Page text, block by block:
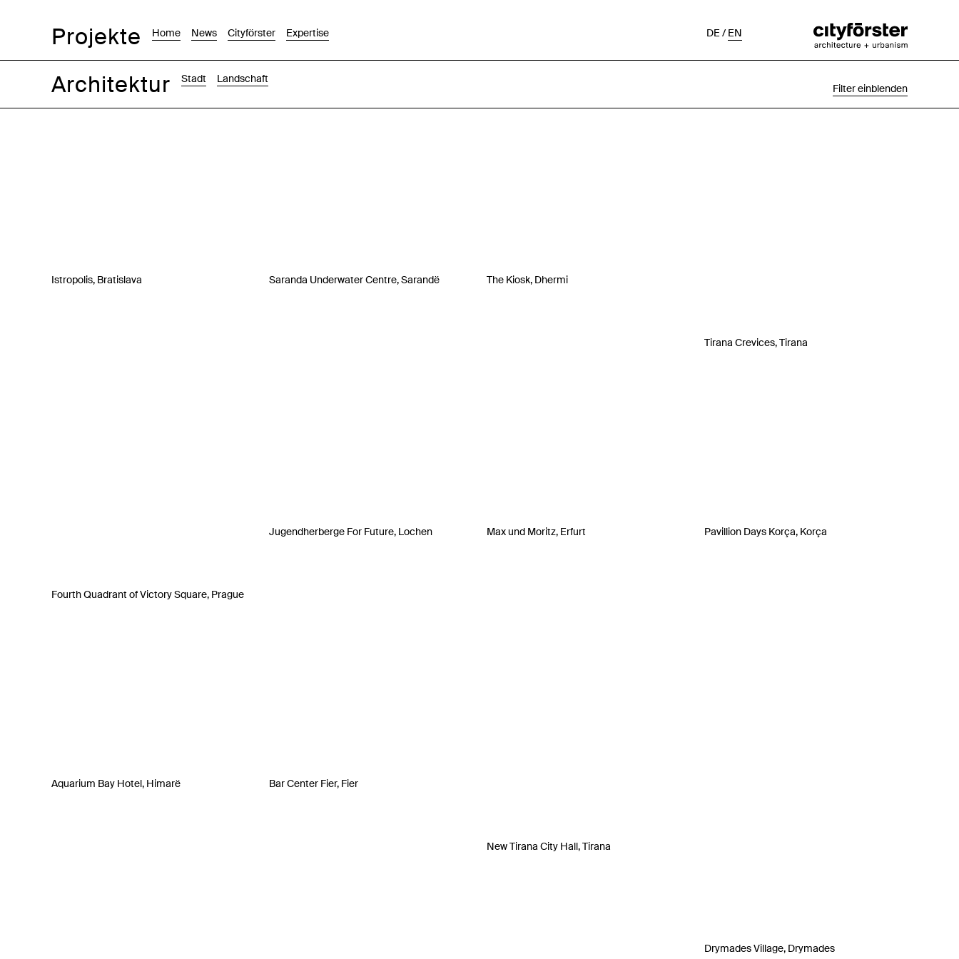
Projekte Home News Cityförster Expertise DE/EN
Architektur Stadt
Landschaft
Filter einblenden
Istropolis, Bratislava Saranda Underwater Centre, Sarandë The Kiosk, Dhermi
Tirana Crevices, Tirana
Fourth Quadrant of Victory Square, Prague
Jugendherberge For Future, Lochen Max und Moritz, Erfurt Pavillion Days Korça, Korça
Aquarium Bay Hotel, Himarë Bar Center Fier, Fier
New Tirana City Hall, Tirana
Drymades Village, Drymades